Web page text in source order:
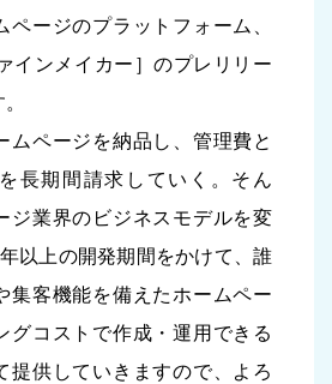
ページのプラットフォーム、
インメイカー］のプレリリー
ムページを納品し、管理費と
長期間請求していく。そん
ジ業界のビジネスモデルを変
以上の開発期間をかけて、誰
集客機能を備えたホームペー
グコストで作成・運用できる
提供していきますので、よろ